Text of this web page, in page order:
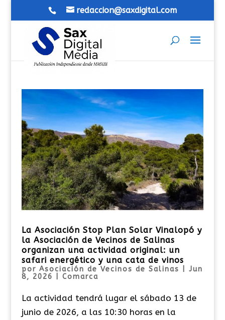
redaccion@saxdigital.com
La Asociación Stop Plan Solar Vinalopó y
la Asociación de Vecinos de Salinas
organizan una actividad original: un
safari energético y una cata de vinos
por Asociación de Vecinos de Salinas
Jun
8, 2026
Comarca
La actividad tendrá lugar el sábado 13 de
junio de 2026, a las 10:30 horas en la